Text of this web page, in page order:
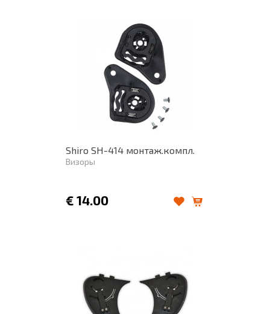
Shiro SH-414 монтаж.компл.
Визоры
€ 14.00